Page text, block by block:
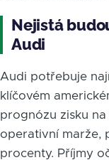
Nejistá
Audi
Audi potřebuje
klíčovém
prognózu zisku
operativní marže,
procenty. Příjmy